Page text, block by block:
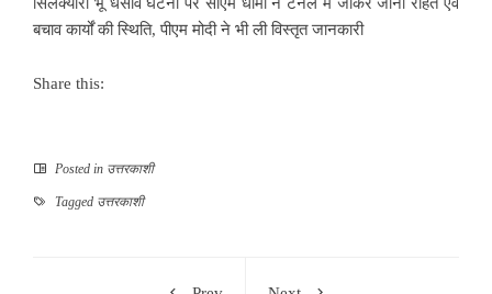
बचाव कार्यों की स्थिति, पीएम मोदी ने भी ली विस्तृत जानकारी
Share this:
Posted in उत्तरकाशी
Tagged उत्तरकाशी